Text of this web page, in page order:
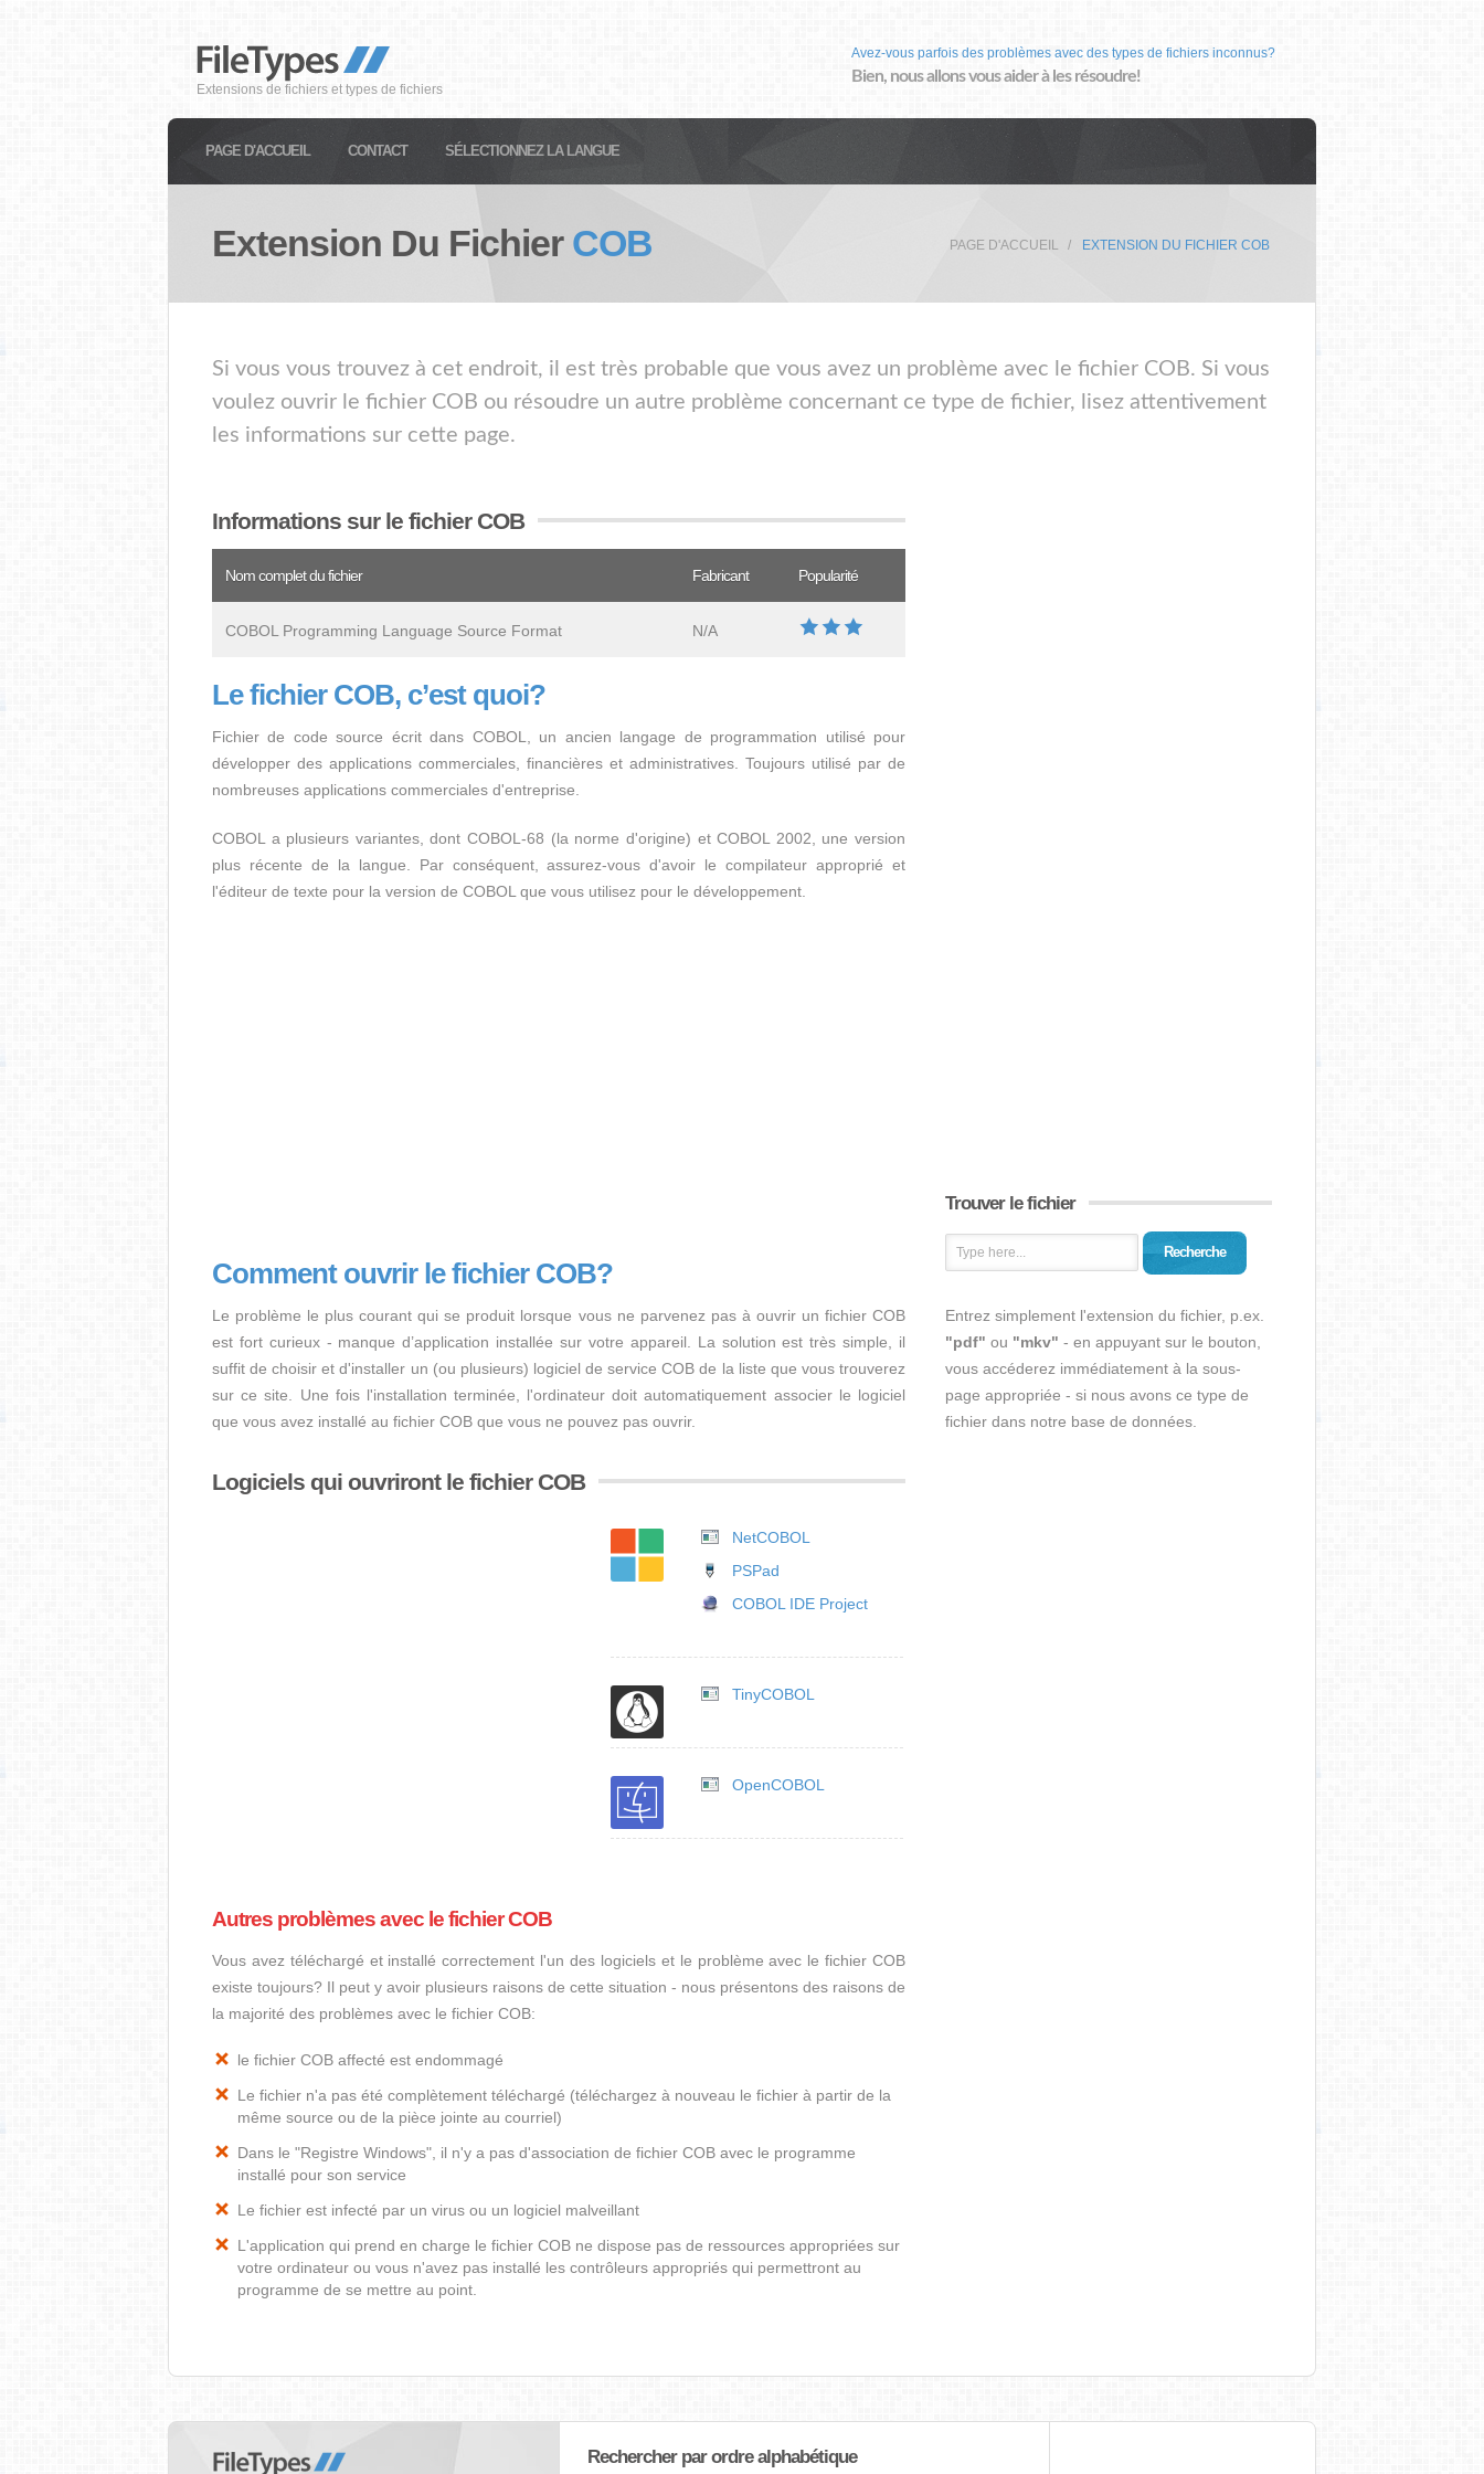
Extensions de fichiers et types de fichiers
Avez-vous parfois des problèmes avec des types de fichiers inconnus?
Bien, nous allons vous aider à les résoudre!
PAGE D'ACCUEIL CONTACT SÉLECTIONNEZ LA LANGUE
Extension Du Fichier COB PAGE D'ACCUEIL EXTENSION DU FICHIER COB
Si vous vous trouvez à cet endroit, il est très probable que vous avez un problème avec le fichier COB. Si vous
voulez ouvrir le fichier COB ou résoudre un autre problème concernant ce type de fichier, lisez attentivement
les informations sur cette page.
Informations sur le fichier COB
Nom complet du fichier Fabricant Popularité
COBOL Programming Language Source Format N/A
Le fichier COB, c’est quoi?
Fichier de code source écrit dans COBOL, un ancien langage de programmation utilisé pour
développer des applications commerciales, financières et administratives. Toujours utilisé par de
nombreuses applications commerciales d'entreprise.
COBOL a plusieurs variantes, dont COBOL-68 (la norme d'origine) et COBOL 2002, une version
plus récente de la langue. Par conséquent, assurez-vous d'avoir le compilateur approprié et
l'éditeur de texte pour la version de COBOL que vous utilisez pour le développement.
Comment ouvrir le fichier COB?
Le problème le plus courant qui se produit lorsque vous ne parvenez pas à ouvrir un fichier COB
est fort curieux - manque d’application installée sur votre appareil. La solution est très simple, il
suffit de choisir et d'installer un (ou plusieurs) logiciel de service COB de la liste que vous trouverez
sur ce site. Une fois l'installation terminée, l'ordinateur doit automatiquement associer le logiciel
que vous avez installé au fichier COB que vous ne pouvez pas ouvrir.
Logiciels qui ouvriront le fichier COB
NetCOBOL
PSPad
COBOL IDE Project
TinyCOBOL
OpenCOBOL
Autres problèmes avec le fichier COB
Vous avez téléchargé et installé correctement l'un des logiciels et le problème avec le fichier COB
existe toujours? Il peut y avoir plusieurs raisons de cette situation - nous présentons des raisons de
la majorité des problèmes avec le fichier COB:
le fichier COB affecté est endommagé
Le fichier n'a pas été complètement téléchargé (téléchargez à nouveau le fichier à partir de la
même source ou de la pièce jointe au courriel)
Dans le "Registre Windows", il n'y a pas d'association de fichier COB avec le programme
installé pour son service
Le fichier est infecté par un virus ou un logiciel malveillant
L'application qui prend en charge le fichier COB ne dispose pas de ressources appropriées sur
votre ordinateur ou vous n'avez pas installé les contrôleurs appropriés qui permettront au
programme de se mettre au point.
Trouver le fichier
Recherche
Entrez simplement l'extension du fichier, p.ex.
"pdf" ou "mkv" - en appuyant sur le bouton,
vous accéderez immédiatement à la sous-
page appropriée - si nous avons ce type de
fichier dans notre base de données.
Rechercher par ordre alphabétique